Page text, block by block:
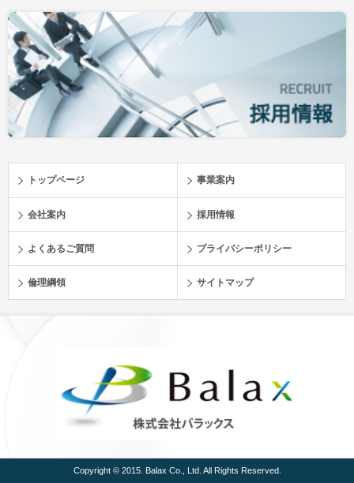
トップページ 事業案内
会社案内 採用情報
よくあるご質問 プライバシーポリシー
倫理綱領 サイトマップ
Copyright © 2015. Balax Co., Ltd. All Rights Reserved.